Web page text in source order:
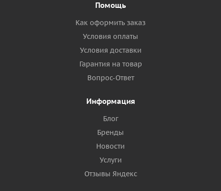
Помощь
Как оформить заказ
Условия оплаты
Условия доставки
Гарантия на товар
Вопрос-Ответ
Информация
Блог
Бренды
Новости
Услуги
Отзывы Яндекс